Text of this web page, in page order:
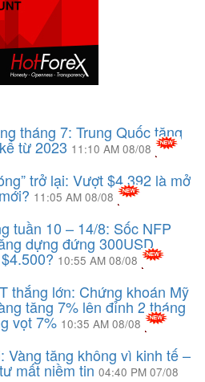
tháng 7: Trung Quốc tăng
từ 2023 11:10 AM 08/08
trở lại: Vượt $4.392 là mở
11:05 AM 08/08
tuần 10 – 14/8: Sốc NFP
dựng đứng 300USD,
10:55 AM 08/08
thắng lớn: Chứng khoán Mỹ
tăng 7% lên đỉnh 2 tháng
vọt 7% 10:35 AM 08/08
Vàng tăng không vì kinh tế –
mất niềm tin 04:40 PM 07/08